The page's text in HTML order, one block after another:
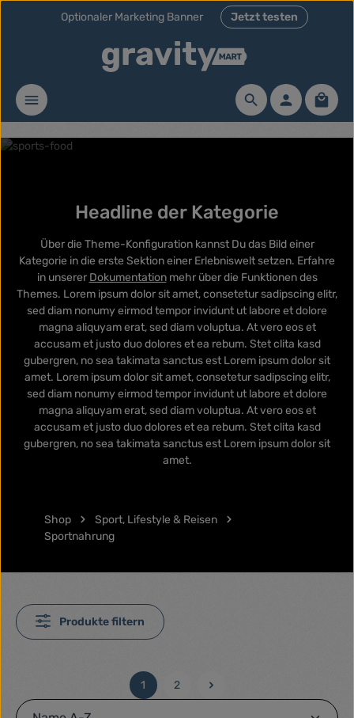
Zum Hauptinhalt springen
Optionaler Marketing Banner Jetzt testen
Headline der Kategorie
Über die Theme-Konfiguration kannst Du das Bild einer
Kategorie in die erste Sektion einer Erlebniswelt setzen. Erfahre
in unserer Dokumentationmehr über die Funktionen des
Themes. Lorem ipsum dolor sit amet, consetetur sadipscing elitr,
sed diam nonumy eirmod tempor invidunt ut labore et dolore
magna aliquyam erat, sed diam voluptua. At vero eos et
accusam et justo duo dolores et ea rebum. Stet clita kasd
gubergren, no sea takimata sanctus est Lorem ipsum dolor sit
amet. Lorem ipsum dolor sit amet, consetetur sadipscing elitr,
sed diam nonumy eirmod tempor invidunt ut labore et dolore
magna aliquyam erat, sed diam voluptua. At vero eos et
accusam et justo duo dolores et ea rebum. Stet clita kasd
gubergren, no sea takimata sanctus est Lorem ipsum dolor sit
amet.
Shop
Sport, Lifestyle & Reisen
Sportnahrung
Produkte filtern
Seite
1
Seite
2